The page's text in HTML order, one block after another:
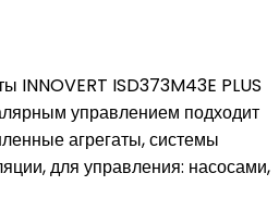
INNOVERT ISD373M43E PLUS
управлением подходит
агрегаты, системы
для управления: насосами,